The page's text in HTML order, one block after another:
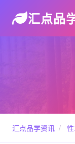
汇点品
汇点品学资讯 /